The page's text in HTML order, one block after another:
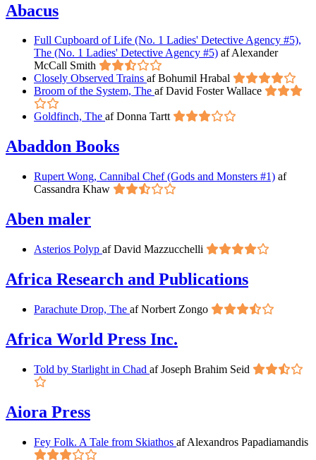
Abacus
Full Cupboard of Life (No. 1 Ladies' Detective Agency #5),
The (No. 1 Ladies' Detective Agency #5) af Alexander
McCall Smith
Closely Observed Trains af Bohumil Hrabal
Broom of the System, The af David Foster Wallace
Goldfinch, The af Donna Tartt
Abaddon Books
Rupert Wong, Cannibal Chef (Gods and Monsters #1) af
Cassandra Khaw
Aben maler
Asterios Polyp af David Mazzucchelli
Africa Research and Publications
Parachute Drop, The af Norbert Zongo
Africa World Press Inc.
Told by Starlight in Chad af Joseph Brahim Seid
Aiora Press
Fey Folk. A Tale from Skiathos af Alexandros Papadiamandis